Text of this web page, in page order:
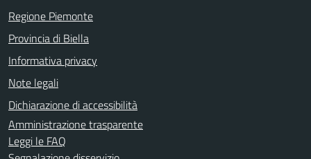
Regione Piemonte
Provincia di Biella
Informativa privacy
Note legali
Dichiarazione di accessibilità
Amministrazione trasparente
Leggi le FAQ